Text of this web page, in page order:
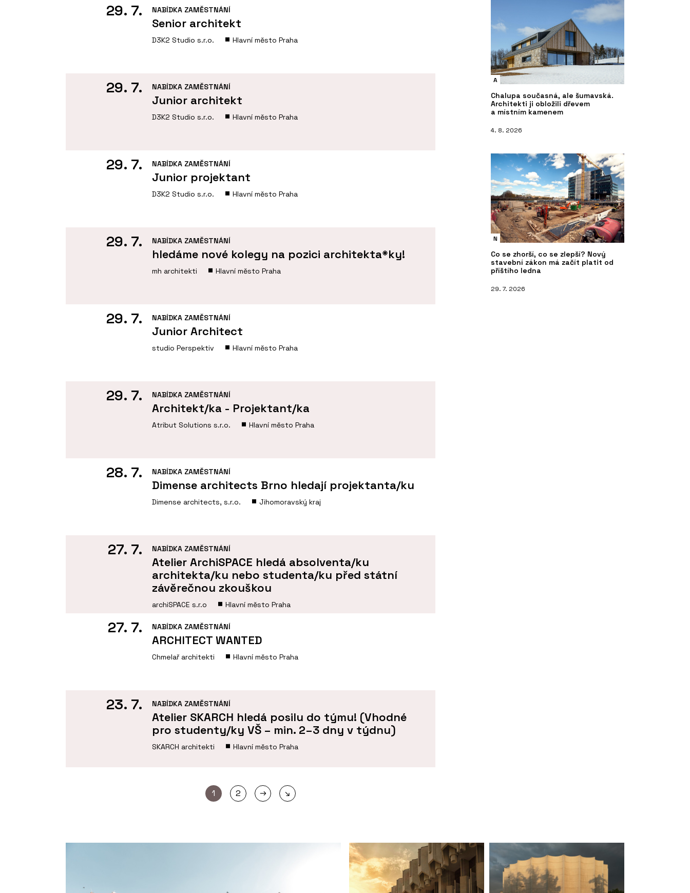
29. 7. NABÍDKA ZAMĚSTNÁNÍ
Senior architekt
D3K2 Studio s.r.o. Hlavní město Praha
29. 7. NABÍDKA ZAMĚSTNÁNÍ
Junior architekt
D3K2 Studio s.r.o. Hlavní město Praha
29. 7. NABÍDKA ZAMĚSTNÁNÍ
Junior projektant
D3K2 Studio s.r.o. Hlavní město Praha
29. 7. NABÍDKA ZAMĚSTNÁNÍ
hledáme nové kolegy na pozici architekta*ky!
mh architekti Hlavní město Praha
29. 7. NABÍDKA ZAMĚSTNÁNÍ
Junior Architect
studio Perspektiv Hlavní město Praha
29. 7. NABÍDKA ZAMĚSTNÁNÍ
Architekt/ka - Projektant/ka
Atribut Solutions s.r.o. Hlavní město Praha
28. 7. NABÍDKA ZAMĚSTNÁNÍ
Dimense architects Brno hledají projektanta/ku
Dimense architects, s.r.o. Jihomoravský kraj
27. 7. NABÍDKA ZAMĚSTNÁNÍ
Atelier ArchiSPACE hledá absolventa/ku
architekta/ku nebo studenta/ku před státní
závěrečnou zkouškou
archiSPACE s.r.o Hlavní město Praha
27. 7. NABÍDKA ZAMĚSTNÁNÍ
ARCHITECT WANTED
Chmelař architekti Hlavní město Praha
23. 7. NABÍDKA ZAMĚSTNÁNÍ
Atelier SKARCH hledá posilu do týmu! (Vhodné
pro studenty/ky VŠ – min. 2–3 dny v týdnu)
SKARCH architekti Hlavní město Praha
1 2 → ↘
A
Chalupa současná, ale šumavská.
Architekti ji obložili dřevem
a místním kamenem
4. 8. 2026
N
Co se zhorší, co se zlepší? Nový
stavební zákon má začít platit od
příštího ledna
29. 7. 2026